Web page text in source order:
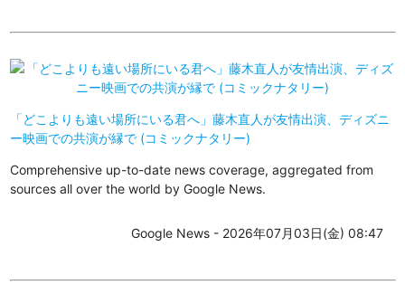
「どこよりも遠い場所にいる君へ」藤木直人が友情出演、ディズニ
ー映画での共演が縁で (コミックナタリー)
Comprehensive up-to-date news coverage, aggregated from
sources all over the world by Google News.
Google News - 2026年07月03日(金) 08:47